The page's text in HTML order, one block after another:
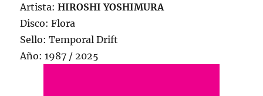
Artista:HIROSHI YOSHIMURA
Disco: Flora
Sello: Temporal Drift
Año: 1987 / 2025